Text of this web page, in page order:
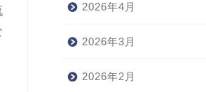
2026年4月
2026年3月
2026年2月